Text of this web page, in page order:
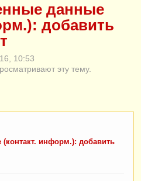
данные
добавить
10:53
эту тему.
информ.): добавить